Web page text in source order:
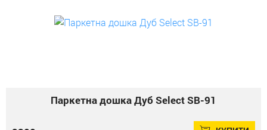
Паркетна дошка Дуб Select SB-91